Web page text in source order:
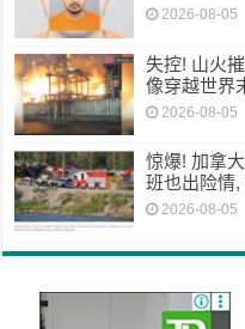
2026-08-05
失控! 山火
像穿越世界
2026-08-05
惊爆! 加拿
班也出险情,
2026-08-05